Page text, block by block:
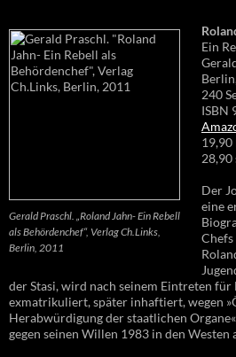
Gerald Praschl. „Roland Jahn- Ein Rebell
als Behördenchef“, Verlag Ch.Links,
Berlin, 2011
Ein
240
ISBN
19,90
28,90
Der
eine
der Stasi, wird nach seinem Eintreten
exmatrikuliert, später inhaftiert, wegen
Herabwürdigung der staatlichen
gegen seinen Willen 1983 in den Westen